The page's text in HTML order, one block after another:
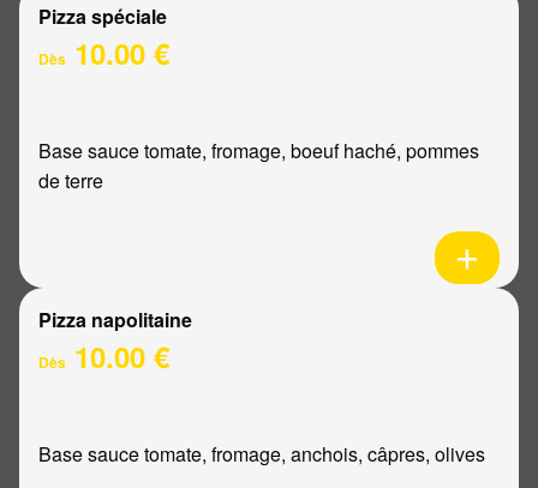
Pizza spéciale
Dès 10.00 €
Base sauce tomate, fromage, boeuf haché, pommes
de terre
Pizza napolitaine
Dès 10.00 €
Base sauce tomate, fromage, anchois, câpres, olives